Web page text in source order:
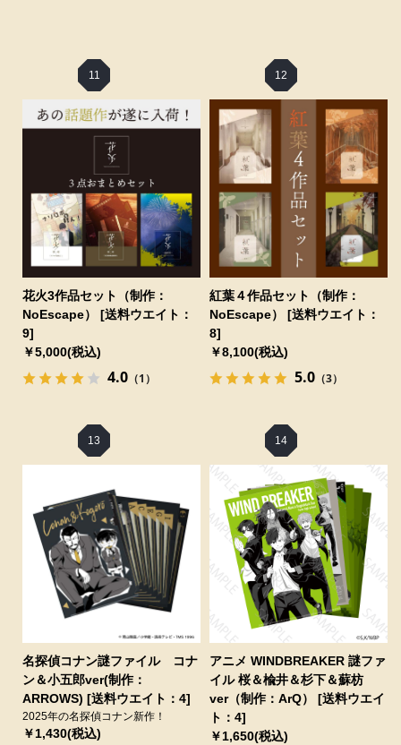
11
花火3作品セット（制作：
NoEscape） [送料ウエイト：
9]
￥5,000(税込)
4.0 （1）
12
紅葉４作品セット（制作：
NoEscape） [送料ウエイト：
8]
￥8,100(税込)
5.0 （3）
13
名探偵コナン謎ファイル コナ
ン＆小五郎ver(制作：
ARROWS) [送料ウエイト：4]
2025年の名探偵コナン新作！
￥1,430(税込)
14
アニメ WINDBREAKER 謎ファ
イル 桜＆楡井＆杉下＆蘇枋
ver（制作：ArQ） [送料ウエイ
ト：4]
￥1,650(税込)